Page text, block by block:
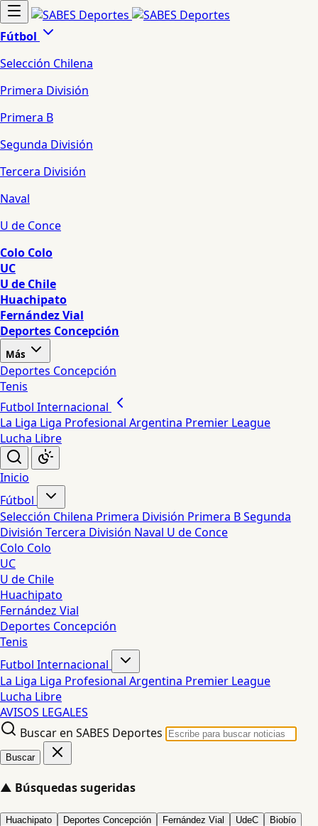
Fútbol
Selección Chilena
Primera División
Primera B
Segunda División
Tercera División
Naval
U de Conce
Colo Colo
UC
U de Chile
Huachipato
Fernández Vial
Deportes Concepción
Más
Deportes Concepción
Tenis
Futbol Internacional
La Liga Liga Profesional Argentina Premier League
Lucha Libre
Inicio
Fútbol
Selección Chilena Primera División Primera BSegunda
División Tercera División Naval U de Conce
Colo Colo
UC
U de Chile
Huachipato
Fernández Vial
Deportes Concepción
Tenis
Futbol Internacional
La Liga Liga Profesional Argentina Premier League
Lucha Libre
AVISOS LEGALES
Buscar en SABES Deportes
Buscar
▲ Búsquedas sugeridas
Huachipato Deportes Concepción Fernández Vial UdeC Biobío